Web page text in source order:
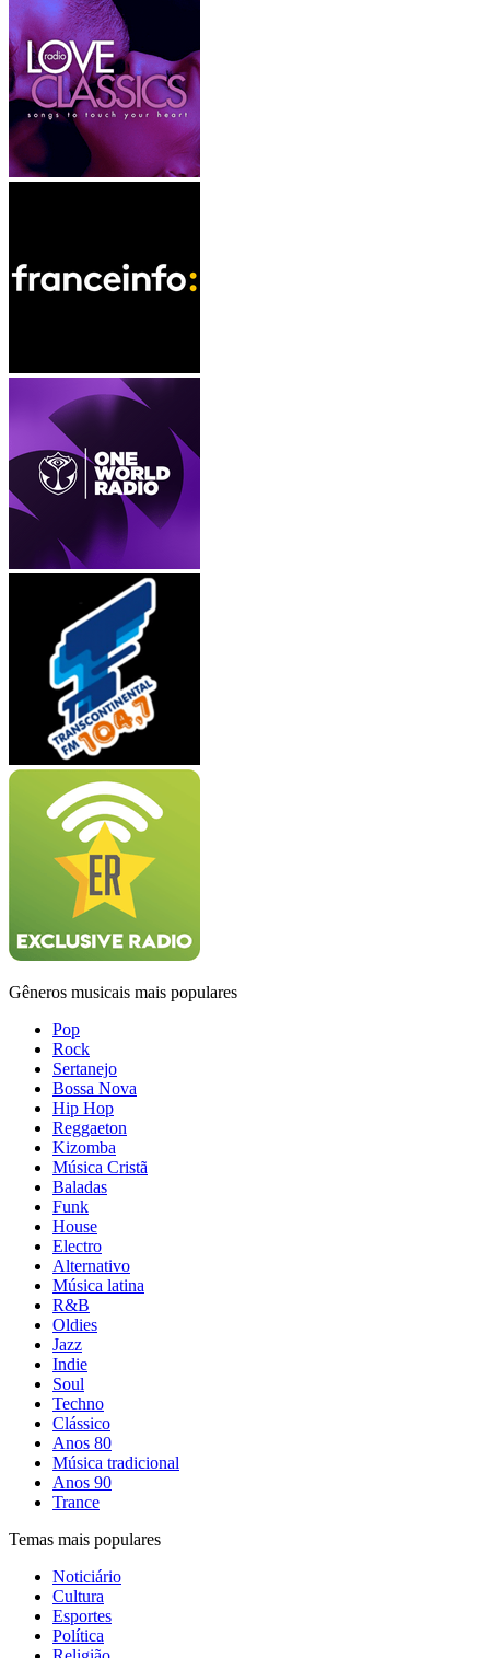
Gêneros musicais mais populares
Pop
Rock
Sertanejo
Bossa Nova
Hip Hop
Reggaeton
Kizomba
Música Cristã
Baladas
Funk
House
Electro
Alternativo
Música latina
R&B
Oldies
Jazz
Indie
Soul
Techno
Clássico
Anos 80
Música tradicional
Anos 90
Trance
Temas mais populares
Noticiário
Cultura
Esportes
Política